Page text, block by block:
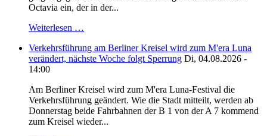
Octavia ein, der in der...
Weiterlesen …
Verkehrsführung am Berliner Kreisel wird zum M'era Luna
verändert, nächste Woche folgt Sperrung Di, 04.08.2026 -
14:00
Am Berliner Kreisel wird zum M'era Luna-Festival die
Verkehrsführung geändert. Wie die Stadt mitteilt, werden ab
Donnerstag beide Fahrbahnen der B 1 von der A 7 kommend
zum Kreisel wieder...